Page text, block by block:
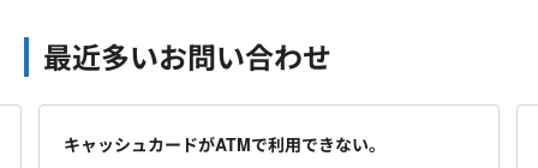
最近多いお問い合わせ
キャッシュカードがATMで利用できない。